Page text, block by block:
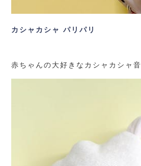
カシャカシャ パリパリ
赤ちゃんの大好きなカシャカシャ音